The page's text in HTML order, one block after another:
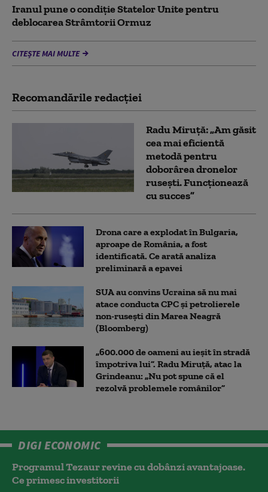
Iranul pune o condiție Statelor Unite pentru
deblocarea Strâmtorii Ormuz
CITEȘTE MAI MULTE
Recomandările redacţiei
Radu Miruță: „Am găsit
cea mai eficientă
metodă pentru
doborârea dronelor
rusești. Funcționează
cu succes”
Drona care a explodat în Bulgaria,
aproape de România, a fost
identificată. Ce arată analiza
preliminară a epavei
SUA au convins Ucraina să nu mai
atace conducta CPC şi petrolierele
non-ruseşti din Marea Neagră
(Bloomberg)
„600.000 de oameni au ieșit în stradă
împotriva lui”. Radu Miruță, atac la
Grindeanu: „Nu pot spune că el
rezolvă problemele românilor”
DIGI ECONOMIC
Programul Tezaur revine cu dobânzi avantajoase.
Ce primesc investitorii